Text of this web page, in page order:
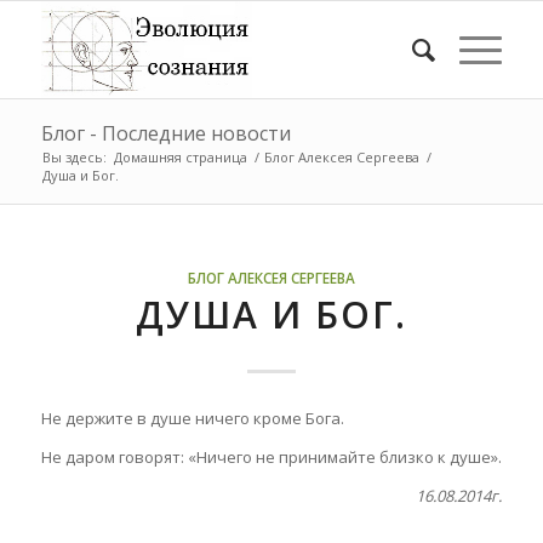
Блог - Последние новости
Вы здесь: Домашняя страница / Блог Алексея Сергеева /
Душа и Бог.
БЛОГ АЛЕКСЕЯ СЕРГЕЕВА
ДУША И БОГ.
Не держите в душе ничего кроме Бога.
Не даром говорят: «Ничего не принимайте близко к душе».
16.08.2014г.